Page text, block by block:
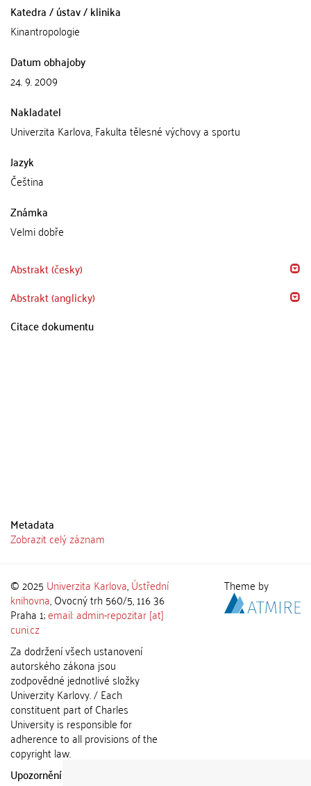
Katedra / ústav / klinika
Kinantropologie
Datum obhajoby
24. 9. 2009
Nakladatel
Univerzita Karlova, Fakulta tělesné výchovy a sportu
Jazyk
Čeština
Známka
Velmi dobře
Abstrakt (česky)
Abstrakt (anglicky)
Citace dokumentu
Metadata
Zobrazit celý záznam
© 2025 Univerzita Karlova,Ústřední
knihovna, Ovocný trh 560/5, 116 36
Praha 1;email: admin-repozitar [at]
cuni.cz
Za dodržení všech ustanovení
autorského zákona jsou
zodpovědné jednotlivé složky
Univerzity Karlovy. / Each
constituent part of Charles
University is responsible for
adherence to all provisions of the
copyright law.
Upozornění / Notice:
Theme by